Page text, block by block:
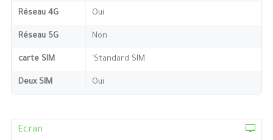
Réseau 4G Oui
Réseau 5G Non
carte SIM `Standard SIM
Deux SIM Oui
Ecran